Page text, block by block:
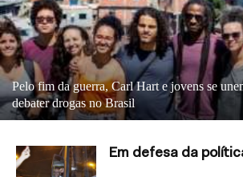
Pelo fim da guerra, Carl Hart e jovens se
debater drogas no Brasil
Em defesa da